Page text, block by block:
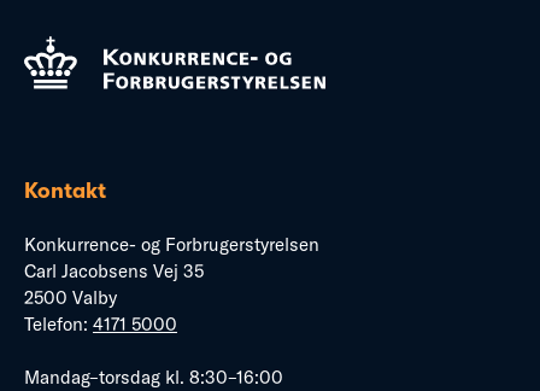
Kontakt
Konkurrence- og Forbrugerstyrelsen
Carl Jacobsens Vej 35
2500 Valby
Telefon: 4171 5000
Mandag–torsdag kl. 8:30–16:00